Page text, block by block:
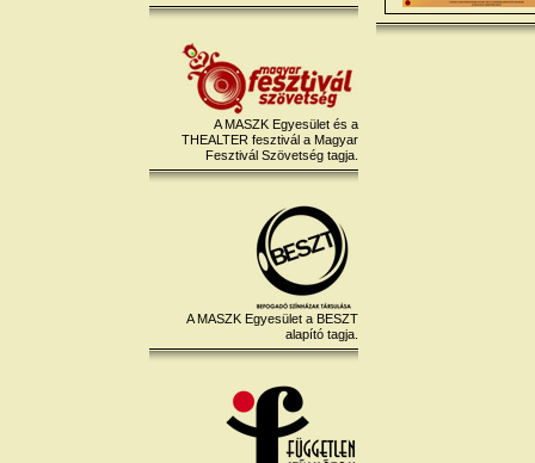
A MASZK Egyesület és a
THEALTER fesztivál a Magyar
Fesztivál Szövetség tagja.
A MASZK Egyesület a BESZT
alapító tagja.